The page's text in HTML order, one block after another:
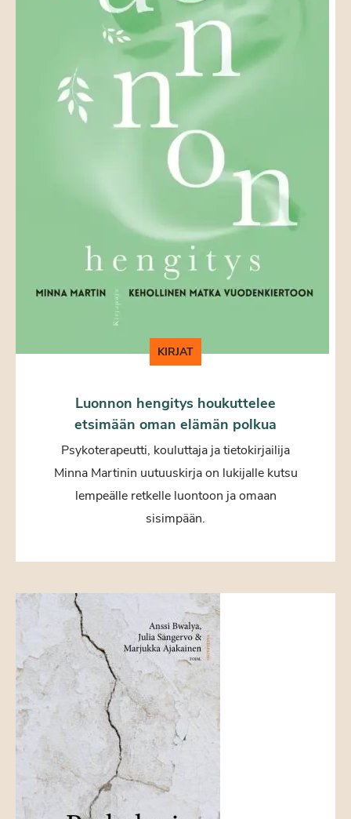
KIRJAT
Luonnon hengitys houkuttelee
etsimään oman elämän polkua
Psykoterapeutti, kouluttaja ja tietokirjailija
Minna Martinin uutuuskirja on lukijalle kutsu
lempeälle retkelle luontoon ja omaan
sisimpään.